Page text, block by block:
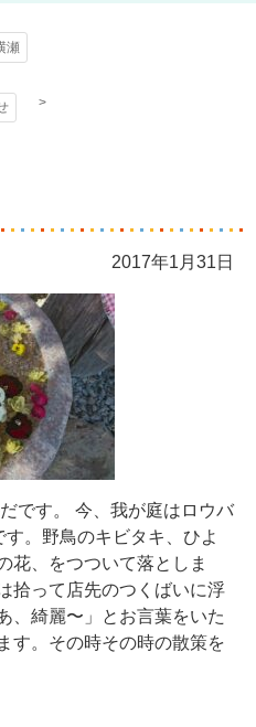
瀬
2017年1月31日
です。 今、我が庭はロウバ
。野鳥のキビタキ、ひよ
花、をつついて落としま
拾って店先のつくばいに浮
、綺麗〜」とお言葉をいた
す。その時その時の散策を